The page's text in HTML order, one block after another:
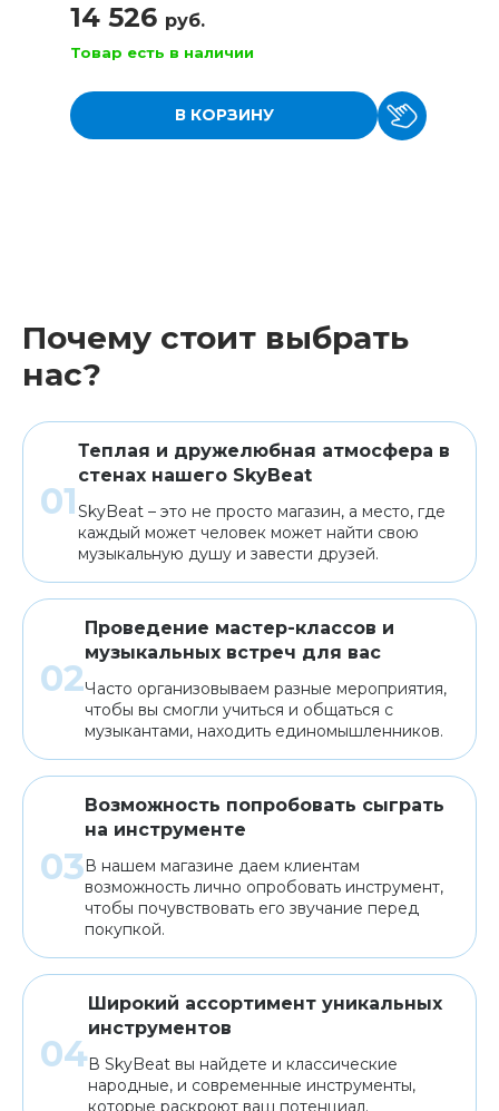
14 526 руб.
Товар есть в наличии
В КОРЗИНУ
Почему стоит выбрать
нас?
Теплая и дружелюбная атмосфера в
стенах нашего SkyBeat
SkyBeat – это не просто магазин, а место, где
каждый может человек может найти свою
музыкальную душу и завести друзей.
Проведение мастер-классов и
музыкальных встреч для вас
Часто организовываем разные мероприятия,
чтобы вы смогли учиться и общаться с
музыкантами, находить единомышленников.
Возможность попробовать сыграть
на инструменте
В нашем магазине даем клиентам
возможность лично опробовать инструмент,
чтобы почувствовать его звучание перед
покупкой.
Широкий ассортимент уникальных
инструментов
В SkyBeat вы найдете и классические
народные, и современные инструменты,
которые раскроют ваш потенциал.